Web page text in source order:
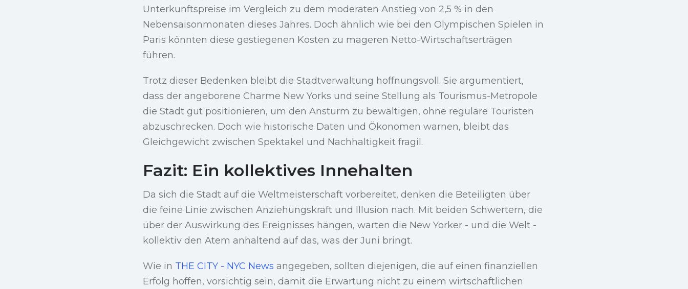
Unterkunftspreise im Vergleich zu dem moderaten Anstieg von 2,5 % in den
Nebensaisonmonaten dieses Jahres. Doch ähnlich wie bei den Olympischen Spielen in
Paris könnten diese gestiegenen Kosten zu mageren Netto-Wirtschaftserträgen
führen.
Trotz dieser Bedenken bleibt die Stadtverwaltung hoffnungsvoll. Sie argumentiert,
dass der angeborene Charme New Yorks und seine Stellung als Tourismus-Metropole
die Stadt gut positionieren, um den Ansturm zu bewältigen, ohne reguläre Touristen
abzuschrecken. Doch wie historische Daten und Ökonomen warnen, bleibt das
Gleichgewicht zwischen Spektakel und Nachhaltigkeit fragil.
Fazit: Ein kollektives Innehalten
Da sich die Stadt auf die Weltmeisterschaft vorbereitet, denken die Beteiligten über
die feine Linie zwischen Anziehungskraft und Illusion nach. Mit beiden Schwertern, die
über der Auswirkung des Ereignisses hängen, warten die New Yorker - und die Welt -
kollektiv den Atem anhaltend auf das, was der Juni bringt.
Wie in THE CITY - NYC News angegeben, sollten diejenigen, die auf einen finanziellen
Erfolg hoffen, vorsichtig sein, damit die Erwartung nicht zu einem wirtschaftlichen